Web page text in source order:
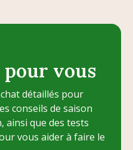
pour vous
détaillés pour
conseils de saison
ainsi que des tests
vous aider à faire le